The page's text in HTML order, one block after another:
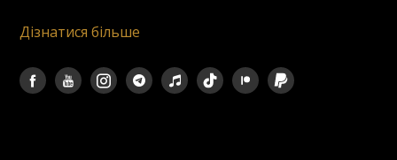
Дізнатися більше